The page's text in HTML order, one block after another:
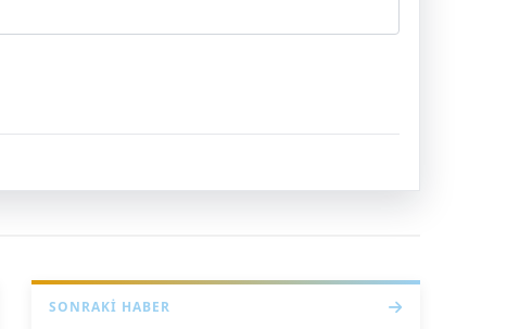
SONRAKI HABER